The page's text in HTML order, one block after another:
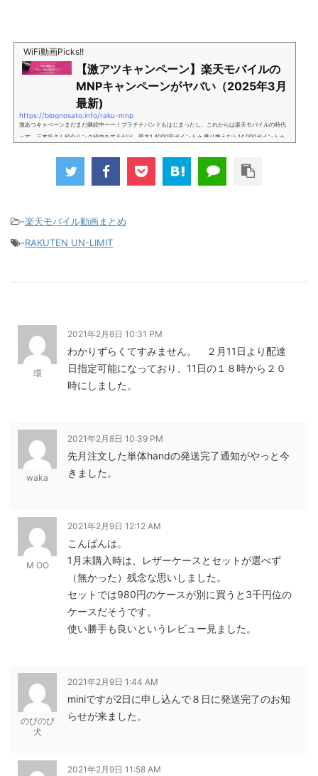
WiFi動画Picks!!
【激アツキャンペーン】楽天モバイルの
MNPキャンペーンがヤバい（2025年3月
最新)
https://blognosato.info/raku-mnp
激あつキャペーンまだまだ継続中ーー！プラチナバンドもはじまったし、これからは楽天モバイルの時代
っす。三木谷さん紹介リンク経由をするだけ。最大1,4000円ポイント→ 乗り換えなら14,000ポイント→
け」とも思えるポイントばら撒きキャンペーンを発動してきました。■キャンペーン概要三木谷社長の特
別招待ページから楽天モバイ...
-楽天モバイル動画まとめ
-RAKUTEN UN-LIMIT
環
2021年2月8日 10:31 PM
わかりずらくてすみません。 ２月11日より配達
日指定可能になっており、11日の１８時から２０
時にしました。
waka
2021年2月8日 10:39 PM
先月注文した単体handの発送完了通知がやっと今
きました。
M OO
2021年2月9日 12:12 AM
こんばんは。
1月末購入時は、レザーケースとセットが選べず
（無かった）残念な思いしました。
セットでは980円のケースが別に買うと3千円位の
ケースだそうです。
使い勝手も良いというレビュー見ました。
のびのび
犬
2021年2月9日 1:44 AM
miniですが2日に申し込んで８日に発送完了のお知
らせが来ました。
2021年2月9日 11:58 AM